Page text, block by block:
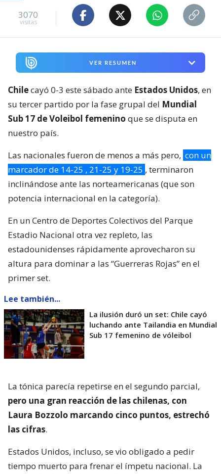
3070
visitas
VER RESUMEN
Chilecayó 0-3 este sábado ante Estados Unidos, en
su tercer partido por la fase grupal del Mundial
Sub 17 de Voleibol femenino que se disputa en
nuestro país.
Las nacionales fueron de menos a más pero, con un
marcador de 14-25 , 21-25 y 19-25 , terminaron
inclinándose ante las norteamericanas (que son
potencia internacional en la categoría).
En un Centro de Deportes Colectivos del Parque
Estadio Nacional otra vez repleto, las
estadounidenses rápidamente aprovecharon su
altura para dominar a las “Guerreras Rojas” en el
primer set.
Lee también...
La ilusión duró un set: Chile cayó
luchando ante Tailandia en Mundial
Sub 17 femenino de vóleibol
La tónica parecía repetirse en el segundo parcial,
pero una gran reacción de las chilenas, con
Laura Bozzolo marcando cinco puntos, estrechó
las cifras.
Estados Unidos, incluso, se vio obligado a pedir
tiempo muerto para frenar el ímpetu nacional. La